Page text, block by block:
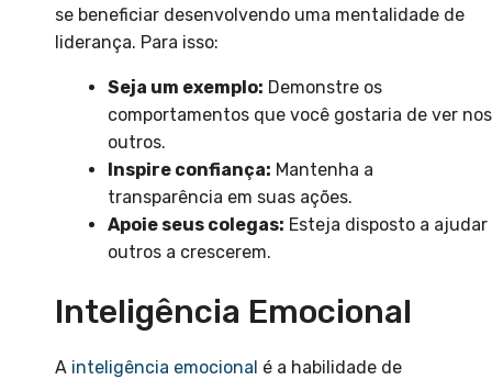
se beneficiar desenvolvendo uma mentalidade de
liderança. Para isso:
Seja um exemplo: Demonstre os
comportamentos que você gostaria de ver nos
outros.
Inspire confiança: Mantenha a
transparência em suas ações.
Apoie seus colegas: Esteja disposto a ajudar
outros a crescerem.
Inteligência Emocional
A inteligência emocional é a habilidade de